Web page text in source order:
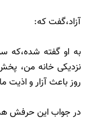
آزاد،گفت که:
به او گفته شده،که
نزدیکی خانه من، پخش
روز باعث آزار و اذیت
در جواب این حرفش